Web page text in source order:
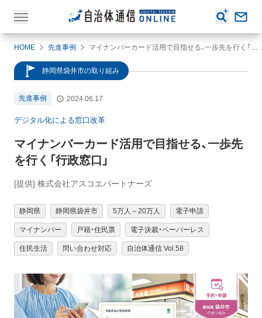
HOME 先進事例 マイナンバーカード活用で目指せる、一歩先を行く「行政窓口」
静岡県袋井市の取り組み
先進事例 2024.06.17
デジタル化による窓口改革
マイナンバーカード活用で目指せる、一歩先
を行く「行政窓口」
[提供] 株式会社アスコエパートナーズ
静岡県 静岡県袋井市 5万人～20万人 電子申請
マイナンバー 戸籍・住民票 電子決裁・ペーパーレス
住民生活 問い合わせ対応 自治体通信 Vol.58